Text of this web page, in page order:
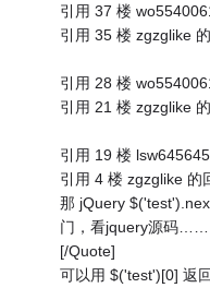
引用 37 楼
引用 35 楼 zgzglike
引用 28 楼
引用 21 楼 zgzglike
引用 19 楼
引用 4 楼 zgzglike 的
那 jQuery
门，看jquery源码……
[/Quote]
可以用 $('test')[0] 返